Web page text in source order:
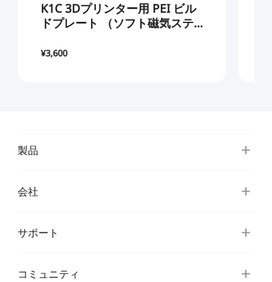
K1C 3Dプリンター用 PEI ビル
ドプレート （ソフト磁気ステ
¥3,600
製品
会社
サポート
コミュニティ